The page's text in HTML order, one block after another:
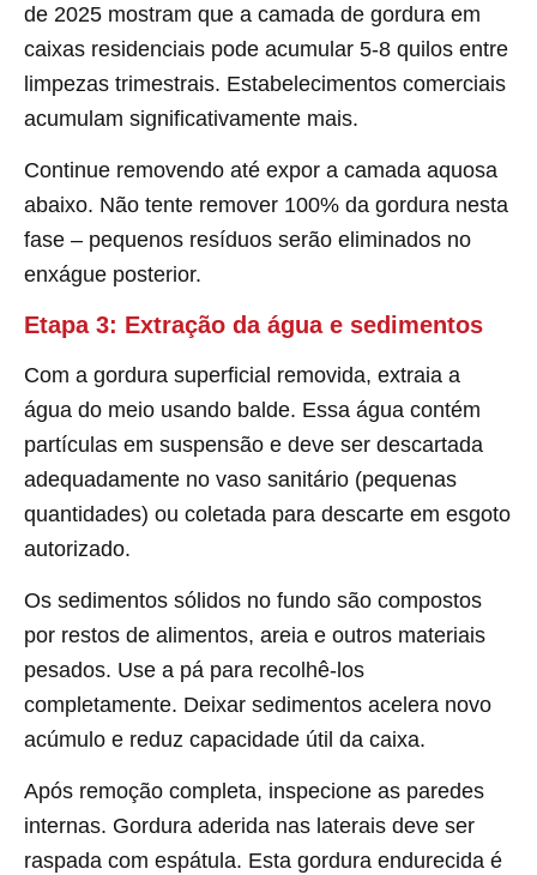
de 2025 mostram que a camada de gordura em
caixas residenciais pode acumular 5-8 quilos entre
limpezas trimestrais. Estabelecimentos comerciais
acumulam significativamente mais.
Continue removendo até expor a camada aquosa
abaixo. Não tente remover 100% da gordura nesta
fase – pequenos resíduos serão eliminados no
enxágue posterior.
Etapa 3: Extração da água e sedimentos
Com a gordura superficial removida, extraia a
água do meio usando balde. Essa água contém
partículas em suspensão e deve ser descartada
adequadamente no vaso sanitário (pequenas
quantidades) ou coletada para descarte em esgoto
autorizado.
Os sedimentos sólidos no fundo são compostos
por restos de alimentos, areia e outros materiais
pesados. Use a pá para recolhê-los
completamente. Deixar sedimentos acelera novo
acúmulo e reduz capacidade útil da caixa.
Após remoção completa, inspecione as paredes
internas. Gordura aderida nas laterais deve ser
raspada com espátula. Esta gordura endurecida é